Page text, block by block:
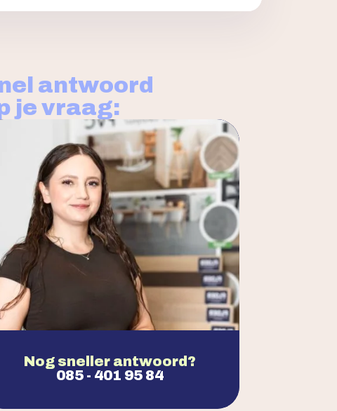
antwoord
je vraag:
Nog sneller antwoord?
085 - 401 95 84